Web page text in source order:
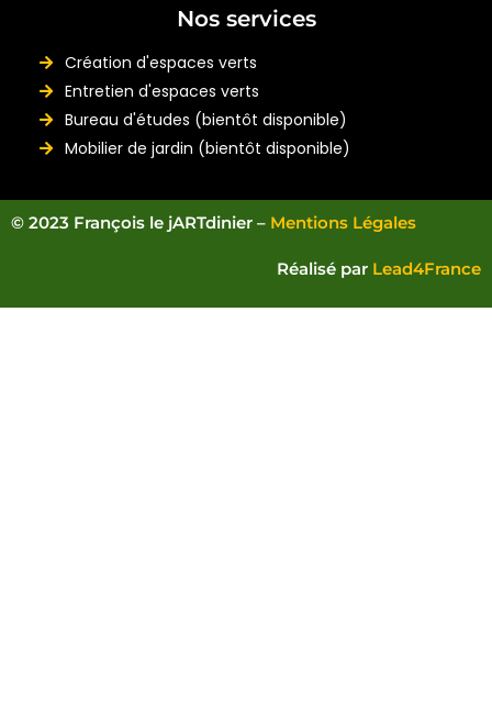
Nos services
Création d'espaces verts
Entretien d'espaces verts
Bureau d'études (bientôt disponible)
Mobilier de jardin (bientôt disponible)
© 2023 François le jARTdinier – Mentions Légales
Réalisé par Lead4France